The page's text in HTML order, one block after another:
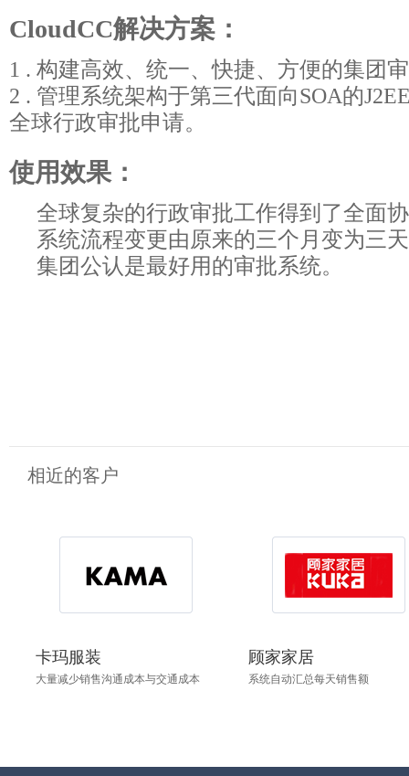
CloudCC解决方案：
1 . 构建高效、统一、快捷、方便的集团
2 . 管理系统架构于第三代面向SOA的
全球行政审批申请。
使用效果：
全球复杂的行政审批工作得到了全面
系统流程变更由原来的三个月变为三
集团公认是最好用的审批系统。
相近的客户
卡玛服装
大量减少销售沟通成本与交通成本
顾家家居
系统自动汇总每天销售额